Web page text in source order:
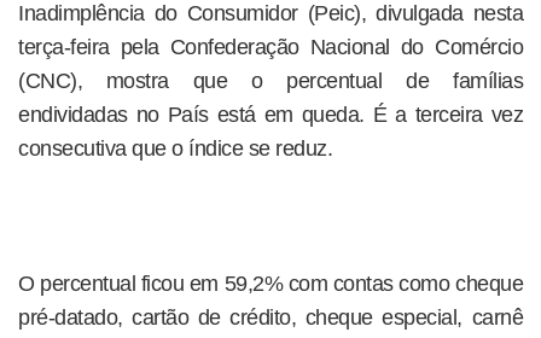
Inadimplência do Consumidor (Peic), divulgada nesta
terça-feira pela Confederação Nacional do Comércio
(CNC), mostra que o percentual de famílias
endividadas no País está em queda. É a terceira vez
consecutiva que o índice se reduz.
O percentual ficou em 59,2% com contas como cheque
pré-datado, cartão de crédito, cheque especial, carnê